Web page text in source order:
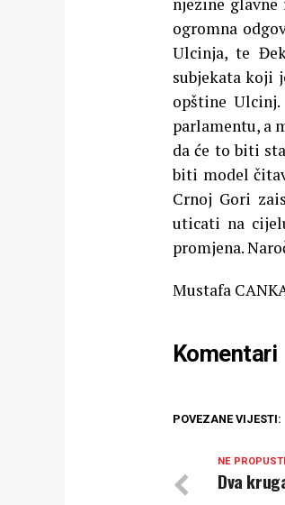
ogromna
Ulcinja, te
subjekata koji
opštine
parlamentu, a
da će to biti
biti model
Crnoj Gori
uticati na
promjena.
Mustafa
Komentari
POVEZANE VIJESTI:
NE PROPUSTI
Dva